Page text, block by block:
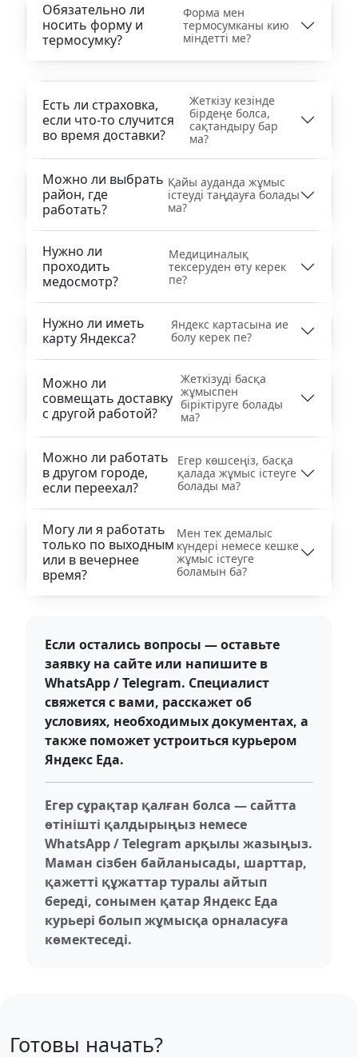
Обязательно ли
носить форму и
термосумку?
Форма мен
термосумканы кию
міндетті ме?
Есть ли страховка,
если что-то случится
во время доставки?
Жеткізу кезінде
бірдеңе болса,
сақтандыру бар
ма?
Можно ли выбрать
район, где
работать?
Қайы ауданда жұмыс
істеуді таңдауға болады
ма?
Нужно ли
проходить
медосмотр?
Медициналық
тексеруден өту керек
пе?
Нужно ли иметь
карту Яндекса?
Яндекс картасына ие
болу керек пе?
Можно ли
совмещать доставку
с другой работой?
Жеткізуді басқа
жұмыспен
біріктіруге болады
ма?
Можно ли работать
в другом городе,
если переехал?
Егер көшсеңіз, басқа
қалада жұмыс істеуге
болады ма?
Могу ли я работать
только по выходным
или в вечернее
время?
Мен тек демалыс
күндері немесе кешке
жұмыс істеуге
боламын ба?
Если остались вопросы — оставьте
заявку на сайте или напишите в
WhatsApp / Telegram. Специалист
свяжется с вами, расскажет об
условиях, необходимых документах, а
также поможет устроиться курьером
Яндекс Еда.
Егер сұрақтар қалған болса — сайтта
өтінішті қалдырыңыз немесе
WhatsApp / Telegram арқылы жазыңыз.
Маман сізбен байланысады, шарттар,
қажетті құжаттар туралы айтып
береді, сонымен қатар Яндекс Еда
курьері болып жұмысқа орналасуға
көмектеседі.
Готовы начать?